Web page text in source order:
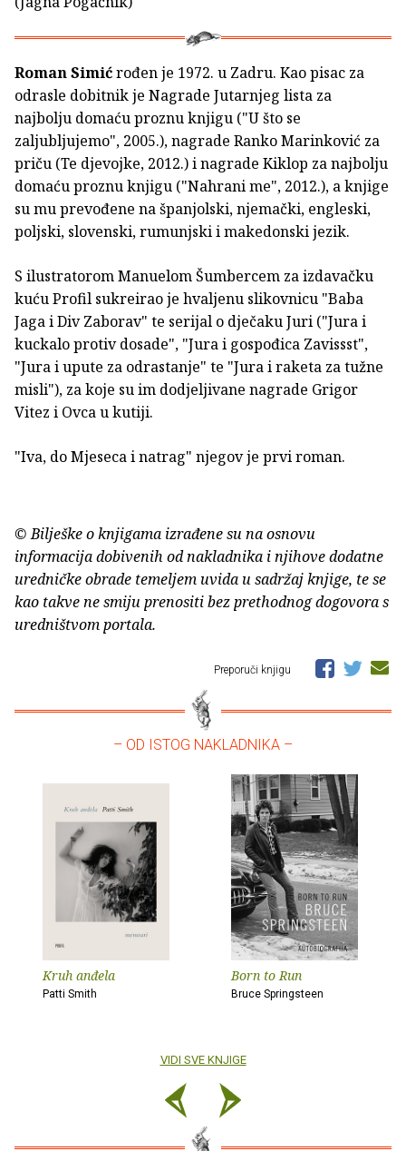
Roman Simićrođen je 1972. u Zadru. Kao pisac za
odrasle dobitnik je Nagrade Jutarnjeg lista za
najbolju domaću proznu knjigu ("U što se
zaljubljujemo", 2005.), nagrade Ranko Marinković za
priču (Te djevojke, 2012.) i nagrade Kiklop za najbolju
domaću proznu knjigu ("Nahrani me", 2012.), a knjige
su mu prevođene na španjolski, njemački, engleski,
poljski, slovenski, rumunjski i makedonski jezik.
S ilustratorom Manuelom Šumbercem za izdavačku
kuću Profil sukreirao je hvaljenu slikovnicu "Baba
Jaga i Div Zaborav" te serijal o dječaku Juri ("Jura i
kuckalo protiv dosade", "Jura i gospođica Zavissst",
"Jura i upute za odrastanje" te "Jura i raketa za tužne
misli"), za koje su im dodjeljivane nagrade Grigor
Vitez i Ovca u kutiji.
"Iva, do Mjeseca i natrag" njegov je prvi roman.
© Bilješke o knjigama izrađene su na osnovu
informacija dobivenih od nakladnika i njihove dodatne
uredničke obrade temeljem uvida u sadržaj knjige, te se
kao takve ne smiju prenositi bez prethodnog dogovora s
uredništvom portala.
Preporuči knjigu
– OD ISTOG NAKLADNIKA –
Kruh anđela
Patti Smith
Born to Run
Bruce Springsteen
VIDI SVE KNJIGE